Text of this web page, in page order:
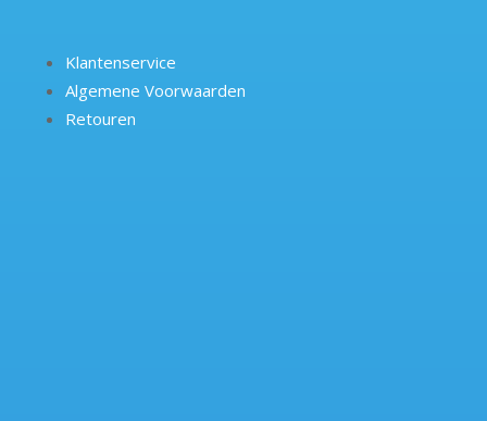
Klantenservice
Algemene Voorwaarden
Retouren